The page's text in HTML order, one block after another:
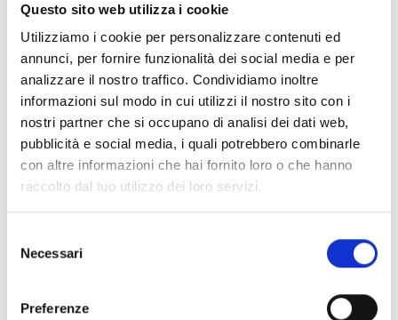
Questo sito web utilizza i cookie
Utilizziamo i cookie per personalizzare contenuti ed
annunci, per fornire funzionalità dei social media e per
analizzare il nostro traffico. Condividiamo inoltre
informazioni sul modo in cui utilizzi il nostro sito con i
nostri partner che si occupano di analisi dei dati web,
pubblicità e social media, i quali potrebbero combinarle
con altre informazioni che hai fornito loro o che hanno
raccolto dal tuo utilizzo dei loro servizi.
delNecessari
Preferenze
www.naturns.it/
Mappa e profilo di elevazione
Impressioni